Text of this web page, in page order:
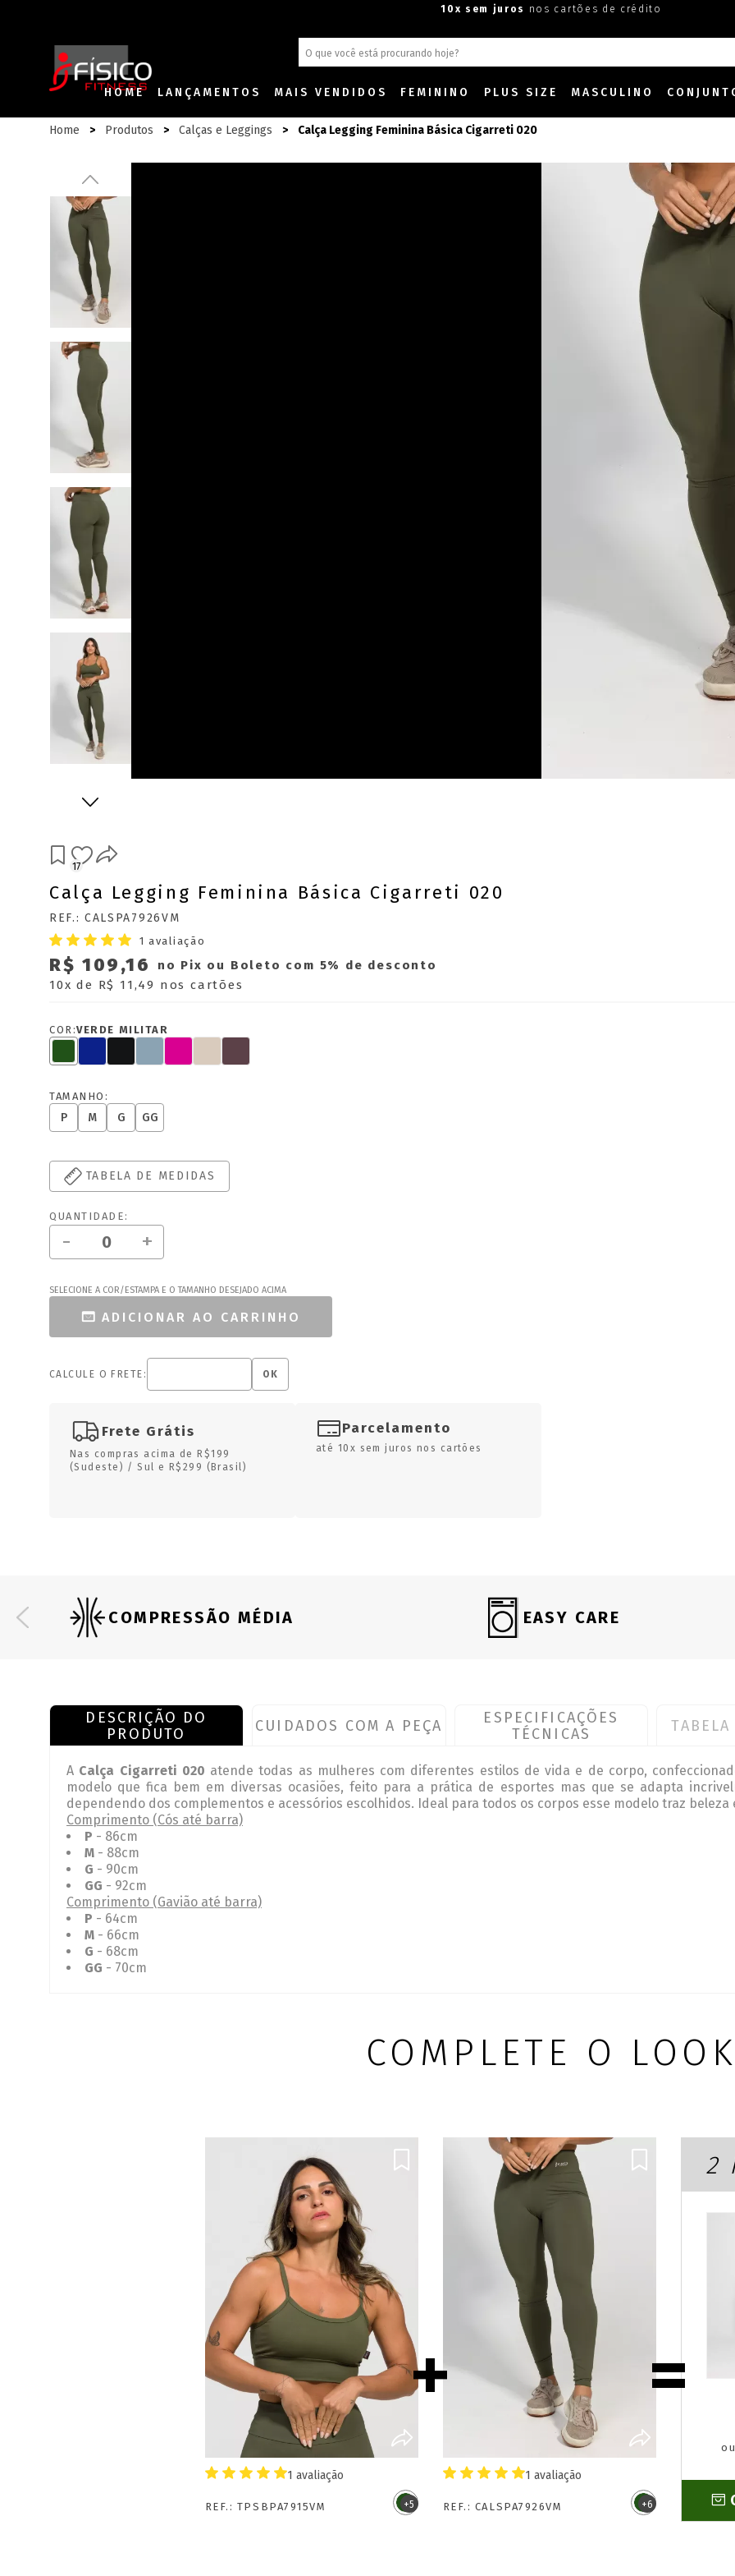
10x sem juros nos cartões de crédito
HOME LANÇAMENTOS MAIS VENDIDOS FEMININO PLUS SIZE MASCULINO
Home Produtos Calças e Leggings Calça Legging Feminina Básica Cigarreti 020
17
Calça Legging Feminina Básica Cigarreti 020
REF.: CALSPA7926VM
1 avaliação
R$ 109,16
no Pix ou Boleto com 5% de desconto
10x de R$ 11,49 nos cartões
COR:VERDE MILITAR
TAMANHO:
P M G GG
TABELA DE MEDIDAS
QUANTIDADE:
- +
SELECIONE A COR/ESTAMPA E O TAMANHO DESEJADO ACIMA
ADICIONAR AO CARRINHO
CALCULE O FRETE: OK
Frete Grátis
Nas compras acima de R$199
(Sudeste) / Sul e R$299 (Brasil)
Parcelamento
até 10x sem juros nos cartões
COMPRESSÃO MÉDIA EASY CARE
DESCRIÇÃO DO
PRODUTO
CUIDADOS COM A PEÇA
ESPECIFICAÇÕES
TÉCNICAS
A Calça Cigarreti 020 atende todas as mulheres com diferentes estilos de vida e de corpo,
modelo que fica bem em diversas ocasiões, feito para a prática de esportes mas que se adapta
dependendo dos complementos e acessórios escolhidos. Ideal para todos os corpos esse modelo traz
Comprimento (Cós até barra)
P - 86cm
M - 88cm
G - 90cm
GG - 92cm
Comprimento (Gavião até barra)
P - 64cm
M - 66cm
G - 68cm
GG - 70cm
COMPLETE O LOOK
1 avaliação
REF.: TPSBPA7915VM +5
COMPRAR 1 avaliação
REF.: CALSPA7926VM +6
COMPRAR
2